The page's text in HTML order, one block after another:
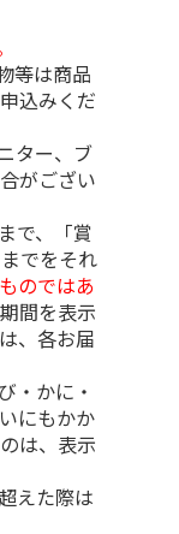
等は商品
込みくだ
ター、ブ
がござい
で、「賞
でをそれ
のではあ
間を表示
、各お届
・かに・
にもかか
は、表示
えた際は